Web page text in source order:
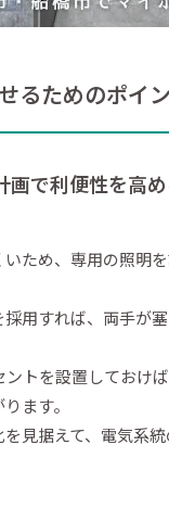
るためのポイ
画で利便性を高
ため、専用の照明
用すれば、両手が
トを設置しておけ
ます。
見据えて、電気系